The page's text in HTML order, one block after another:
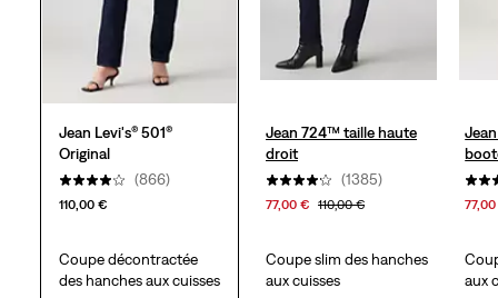
Jean Levi's® 501®
Original
(866)
110,00 €
Jean 724™ taille haute
droit
(1385)
77,00 € 110,00 €
Coupe décontractée
des hanches aux cuisses
Coupe slim des hanches
aux cuisses
aux